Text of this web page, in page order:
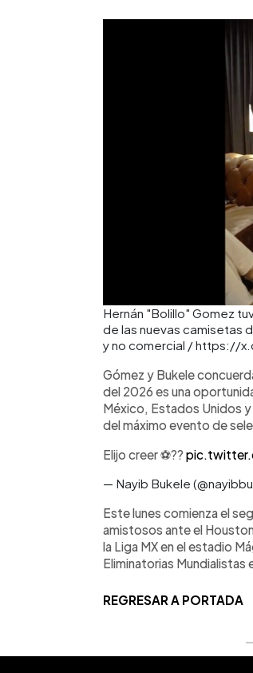
Hernán "Bolillo" Gomez
de las nuevas camisetas
y no comercial / https://
Gómez y Bukele
del 2026 es una
México, Estados Unidos
del máximo evento de
Elijo creer ⚽️??
— Nayib Bukele
Este lunes comienza el
amistosos ante el
la Liga MX en el estadio
Eliminatorias Mundialistas
REGRESAR A PORTADA